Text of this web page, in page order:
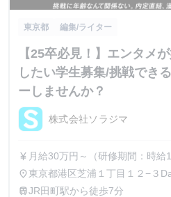
東京都 編集/ライター
【25卒必見！】エンタメ
したい学生募集/挑戦でき
ーしませんか？
株式会社ソラジマ
currency_yen 月給30万円～（研修期間：時給
place東京都港区芝浦１丁目１２−３
trainJR田町駅から徒歩7分